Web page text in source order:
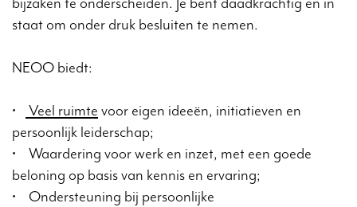
staat om onder druk besluiten te nemen.
NEOO biedt:
• Veel ruimte voor eigen ideeën, initiatieven en
persoonlijk leiderschap;
• Waardering voor werk en inzet, met een goede
beloning op basis van kennis en ervaring;
• Ondersteuning bij persoonlijke